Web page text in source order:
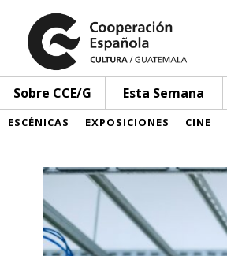
Sobre CCE/G Esta Semana
ESCÉNICAS EXPOSICIONES CINE